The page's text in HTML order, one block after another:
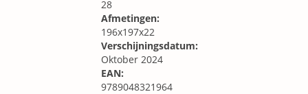
28
Afmetingen:
196x197x22
Verschijningsdatum:
Oktober 2024
EAN:
9789048321964